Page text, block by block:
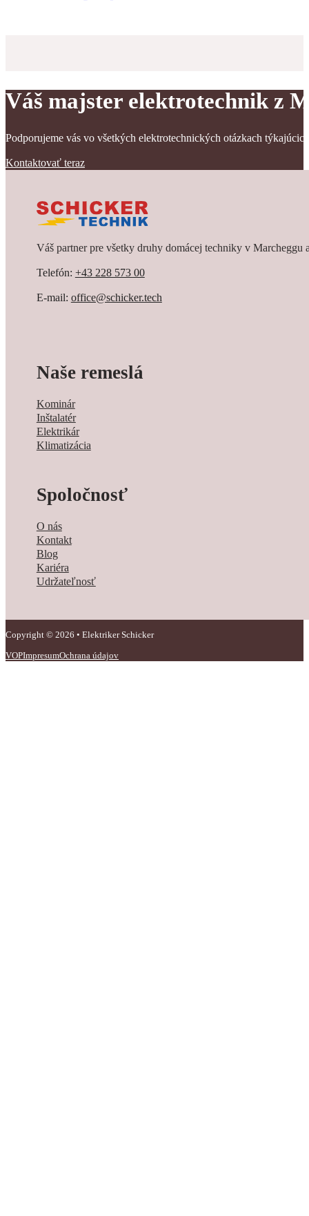
Váš majster elektrotechnik z
Podporujeme vás vo všetkých elektrotechnických otázkach
Kontaktovať teraz
Váš partner pre všetky druhy domácej techniky v Marcheggu
Telefón: +43 228 573 00
E-mail: office@schicker.tech
Naše remeslá
Kominár
Inštalatér
Elektrikár
Klimatizácia
Spoločnosť
O nás
Kontakt
Blog
Kariéra
Udržateľnosť
Copyright © 2026 • Elektriker Schicker
VOPImpresumOchrana údajov